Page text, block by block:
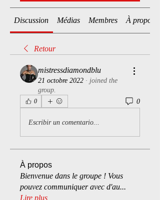
Discussion Médias Membres À propos
Retour
mistressdiamondblu
21 octobre 2022 · joined the
group.
0 0
Escribir un comentario...
À propos
Bienvenue dans le groupe ! Vous
pouvez communiquer avec d'au...
Lire plus